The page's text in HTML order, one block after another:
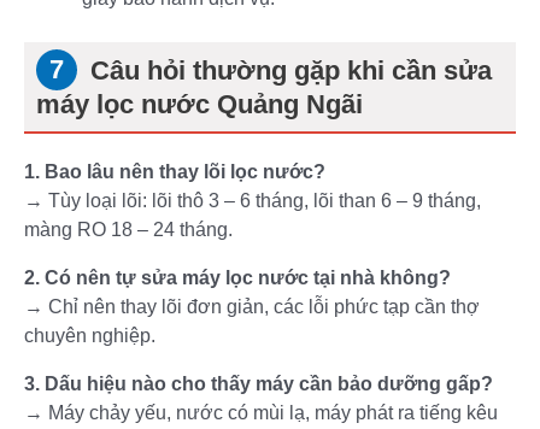
Câu hỏi thường gặp khi cần sửa
máy lọc nước Quảng Ngãi
1. Bao lâu nên thay lõi lọc nước?
→ Tùy loại lõi: lõi thô 3 – 6 tháng, lõi than 6 – 9 tháng,
màng RO 18 – 24 tháng.
2. Có nên tự sửa máy lọc nước tại nhà không?
→ Chỉ nên thay lõi đơn giản, các lỗi phức tạp cần thợ
chuyên nghiệp.
3. Dấu hiệu nào cho thấy máy cần bảo dưỡng gấp?
→ Máy chảy yếu, nước có mùi lạ, máy phát ra tiếng kêu